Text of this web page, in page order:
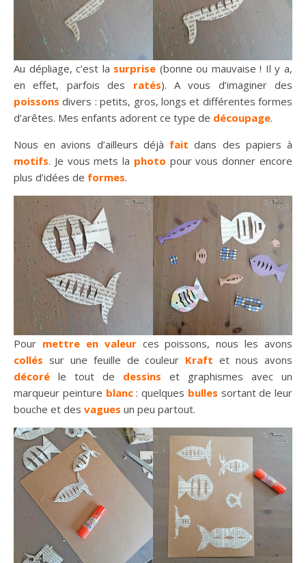
Au dépliage, c’est la surprise (bonne ou mauvaise ! Il y a,
en effet, parfois des ratés). A vous d’imaginer des
poissons divers : petits, gros, longs et différentes formes
d’arêtes. Mes enfants adorent ce type de découpage.
Nous en avions d’ailleurs déjà fait dans des papiers à
motifs. Je vous mets la photo pour vous donner encore
plus d’idées de formes.
Pour mettre en valeurces poissons, nous les avons
collés sur une feuille de couleur Kraft et nous avons
décoré le tout de dessins
et graphismes avec un
marqueur peinture blanc : quelques bulles sortant de leur
bouche et des vagues un peu partout.